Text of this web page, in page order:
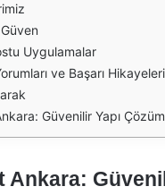
Uygulamalar
ve Başarı Hikayeleri
Güvenilir Yapı
Ankara: